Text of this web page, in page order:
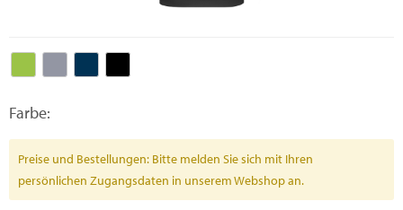
Farbe:
Preise und Bestellungen: Bitte melden Sie sich mit Ihren
persönlichen Zugangsdaten in unserem Webshop an.